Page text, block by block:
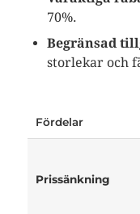
70%.
Begränsad
storlekar och
Fördelar
Prissänkning